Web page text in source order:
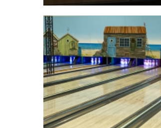
Blankenberge, BE